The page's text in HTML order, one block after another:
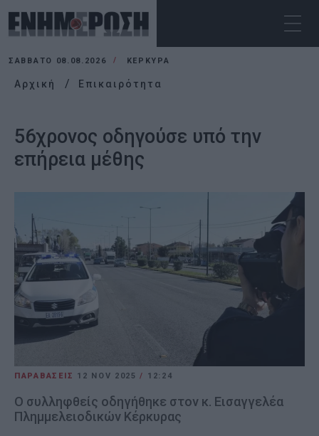
ΣΆΒΒΑΤΟ 08.08.2026 ΚΕΡΚΥΡΑ
Αρχική Επικαιρότητα
56χρονος οδηγούσε υπό την
επήρεια μέθης
ΠΑΡΑΒΑΣΕΙΣ 12 NOV 2025/ 12:24
Ο συλληφθείς οδηγήθηκε στον κ. Εισαγγελέα
Πλημμελειοδικών Κέρκυρας